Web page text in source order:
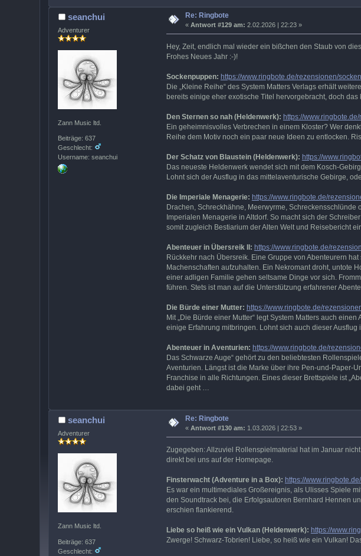
seanchui
Adventurer
Zann Music ltd.
Beiträge: 637
Geschlecht:
Username: seanchui
Re: Ringbote
«Antwort #129 am: 2.02.2026 | 22:23 »
Hey, Zeit, endlich mal wieder ein bißchen den Staub von
Frohes Neues Jahr :-)!
Sockenpuppen: https://www.ringbote.de/rezensionen/
Die „Kleine Reihe“ des System Matters Verlags erhält
bereits einige eher exotische Titel hervorgebracht, doch
Den Sternen so nah (Heldenwerk): https://
Ein geheimnisvolles Verbrechen in einem Kloster? Wer
Reihe dem Motiv noch ein paar neue Ideen zu entlocken.
Der Schatz von Blaustein (Heldenwerk): https://
Das neueste Heldenwerk wendet sich mit dem Kosch-
Lohnt sich der Ausflug in das mittelaventurische Gebirge,
Die Imperiale Menagerie: https://www.ringbote.de/
Drachen, Schreckhähne, Meerwyrme,
Imperialen Menagerie in Altdorf. So macht sich der
somit zugleich Bestiarium der Alten Welt und Reisebericht
Abenteuer in Übersreik II: https://www.ringbote.de/
Rückkehr nach Übersreik. Eine Gruppe von Abenteurern
Machenschaften aufzuhalten. Ein Nekromant droht, untote
einer adligen Familie gehen seltsame Dinge vor sich.
führen. Stets ist man auf die Unterstützung erfahrener
Die Bürde einer Mutter: https://www.ringbote.de/
Mit „Die Bürde einer Mutter“ legt System Matters auch
einige Erfahrung mitbringen. Lohnt sich auch dieser
Abenteuer in Aventurien: https://www.ringbote.de/
Das Schwarze Auge“ gehört zu den beliebtesten
Aventurien. Längst ist die Marke über ihre Pen-und-Paper-
Franchise in alle Richtungen. Eines dieser Brettspiele ist
dabei geht …
seanchui
Adventurer
Zann Music ltd.
Beiträge: 637
Geschlecht:
Re: Ringbote
«Antwort #130 am: 1.03.2026 | 22:53 »
Zugegeben: Allzuviel Rollenspielmaterial hat im Januar
direkt bei uns auf der Homepage.
Finsterwacht (Adventure in a Box): https://
Es war ein multimediales Großereignis, als Ulisses Spiele
den Soundtrack bei, die Erfolgsautoren Bernhard Hennen
erschien flankierend.
Liebe so heiß wie ein Vulkan (Heldenwerk): https://
Zwerge! Schwarz-Tobrien! Liebe, so heiß wie ein Vulkan!